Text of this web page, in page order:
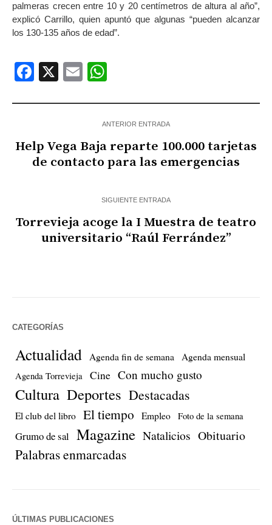
palmeras crecen entre 10 y 20 centímetros de altura al año”,
explicó Carrillo, quien apuntó que algunas “pueden alcanzar
los 130-135 años de edad”.
Facebook
X Email
ANTERIOR ENTRADA
Help Vega Baja reparte 100.000 tarjetas
de contacto para las emergencias
SIGUIENTE ENTRADA
Torrevieja acoge la I Muestra de teatro
universitario “Raúl Ferrández”
CATEGORÍAS
Actualidad Agenda fin de semana Agenda mensual
Agenda Torrevieja Cine Con mucho gusto
Cultura Deportes Destacadas
El club del libro El tiempo Empleo Foto de la semana
Grumo de sal Magazine Natalicios Obituario
Palabras enmarcadas
ÚLTIMAS PUBLICACIONES